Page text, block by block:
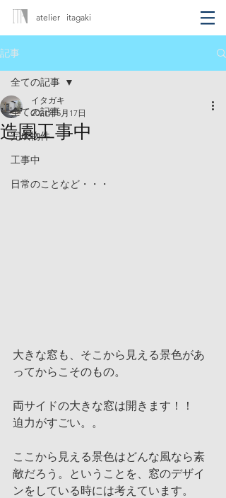
atelier itagaki
記事
全ての記事
完成物件
工事中
日常のことなど・・・
全ての記事
造園工事中
イタガキ
2021年5月17日
大きな窓も、そこから見える景色があ
ってからこそのもの。
両サイドの大きな窓は開きます！！
迫力がすごい。。
ここから見える景色はどんな風なら素
敵だろう。ということを、窓のデザイ
ンをしている時には考えています。